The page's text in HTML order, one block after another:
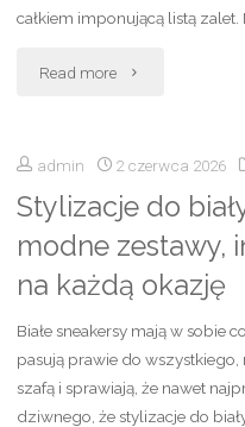
śmieszne
propozycje"
całkiem imponującą listą zalet.
Read more "Picie
codziennie
–
właściwości,
skutki
uboczne
admin 2 czerwca 2026
Stylizacje do
modne zestawy,
na każdą okazję
Białe sneakersy mają w sobie
pasują prawie do
szafą i sprawiają, że nawet
dziwnego, że stylizacje do